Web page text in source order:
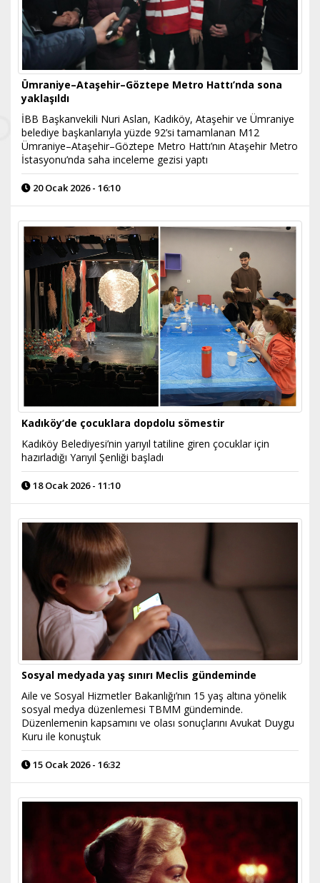
Ümraniye–Ataşehir–Göztepe Metro Hattı’nda sona
yaklaşıldı
İBB Başkanvekili Nuri Aslan, Kadıköy, Ataşehir ve Ümraniye
belediye başkanlarıyla yüzde 92’si tamamlanan M12
Ümraniye–Ataşehir–Göztepe Metro Hattı’nın Ataşehir Metro
İstasyonu’nda saha inceleme gezisi yaptı
20 Ocak 2026 - 16:10
Kadıköy’de çocuklara dopdolu sömestir
Kadıköy Belediyesi’nin yarıyıl tatiline giren çocuklar için
hazırladığı Yarıyıl Şenliği başladı
18 Ocak 2026 - 11:10
Sosyal medyada yaş sınırı Meclis gündeminde
Aile ve Sosyal Hizmetler Bakanlığı’nın 15 yaş altına yönelik
sosyal medya düzenlemesi TBMM gündeminde.
Düzenlemenin kapsamını ve olası sonuçlarını Avukat Duygu
Kuru ile konuştuk
15 Ocak 2026 - 16:32